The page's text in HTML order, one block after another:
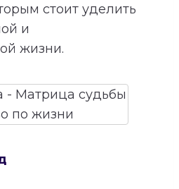
стоит уделить
и
жизни.